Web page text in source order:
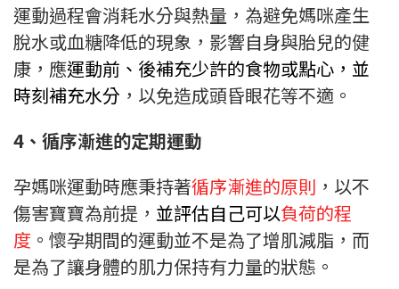
運動過程會消耗水分與熱量，為避免媽咪產生
脫水或血糖降低的現象，影響自身與胎兒的健
康，應運動前、後補充少許的食物或點心，並
時刻補充水分 ，以免造成頭昏眼花等不適。
4、循序漸進的定期運動
孕媽咪運動時應秉持著循序漸進的原則 ，以不
傷害寶寶為前提， 並評估自己可以負荷的程
度 。懷孕期間的運動並不是為了增肌減脂，而
是為了讓身體的肌力保持有力量的狀態。